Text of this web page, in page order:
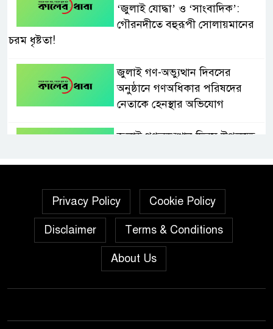
‘জুলাই যোদ্ধা’ ও ‘সাংবাদিক’:
গৌরনদীতে বহুরূপী সোলায়মানের
চরম ধৃষ্টতা!
জুলাই গণ-অভ্যুত্থান দিবসের
অনুষ্ঠানে গণঅধিকার পরিষদের
নেতাকে হেনস্থার অভিযোগ
জুলাই গণঅভ্যুত্থান দিবস উপলক্ষে
পালিত
গৌরনদীতে নিরাপদ অভিবাসন ও
দক্ষতা উন্নয়ন শীর্ষক সেমিনার
অনুষ্ঠিত,
জুলাই গণঅভ্যুত্থান দিবস” উপলক্ষে
শালিখায় ছাত্রদলের নেতৃবৃন্দের সাথে
Privacy Policy Cookie Policy
Disclaimer Terms & Conditions
About Us